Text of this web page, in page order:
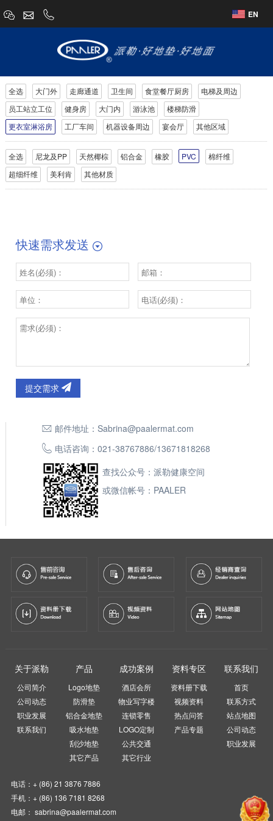
EN
全选 大门外 走廊通道 卫生间 食堂餐厅厨房
电梯及周边
员工站立工位
健身房 大门内 游泳池
楼梯防滑
更衣室淋浴房
工厂车间 机器设备周边 宴会厅 其他区域
全选 尼龙及PP 天然椰棕 铝合金 橡胶 PVC
棉纤维
超细纤维
美利肯 其他材质
快速需求发送
提交需求
邮件地址： Sabrina@paalermat.com
电话咨询： 021-38767886/13671818268
查找公众号：派勒健康空间
或微信帐号：PAALER
关于派勒
公司简介
公司动态
职业发展
联系我们
产品
Logo地垫
防滑垫
铝合金地垫
吸水地垫
刮沙地垫
其它产品
成功案例
酒店会所
物业写字楼
连锁零售
LOGO定制
公共交通
其它行业
资料专区
资料册下载
视频资料
热点问答
产品专题
联系我们
首页
联系方式
站点地图
公司动态
职业发展
电话：+ (86) 21 3876 7886
手机：+ (86) 136 7181 8268
电邮： sabrina@paalermat.com